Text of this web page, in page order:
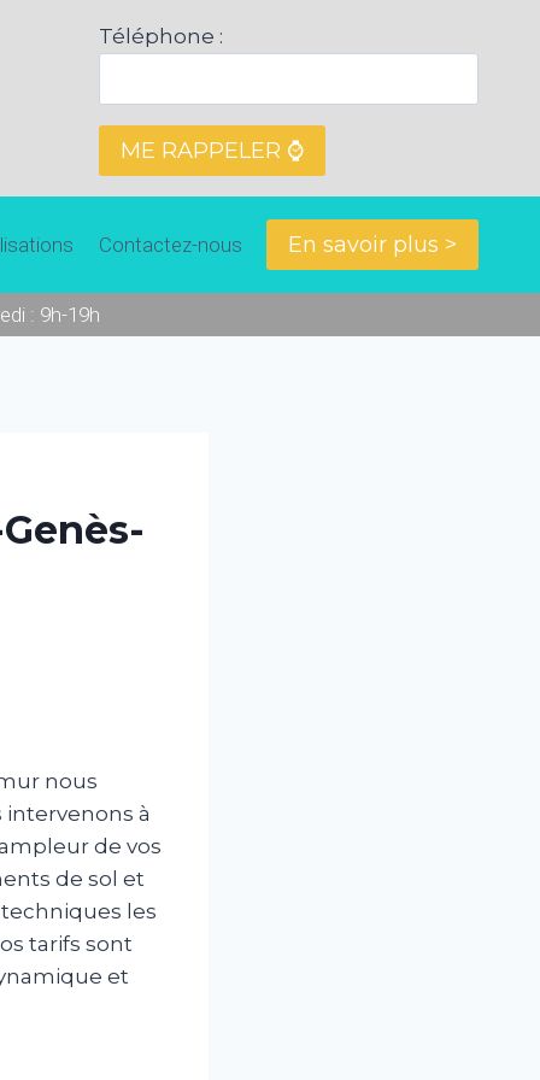
Téléphone :
Contactez-nous En savoir plus >
: 9h-19h
nous
intervenons à
de vos
de sol et
les
tarifs sont
et